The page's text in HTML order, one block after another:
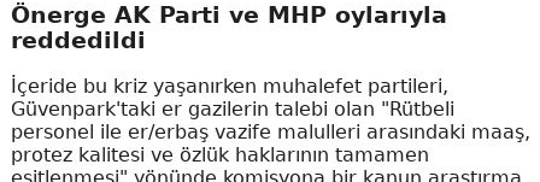
Önerge AK Parti ve MHP oylarıyla
reddedildi
İçeride bu kriz yaşanırken muhalefet partileri,
Güvenpark'taki er gazilerin talebi olan "Rütbeli
personel ile er/erbaş vazife malulleri arasındaki maaş,
protez kalitesi ve özlük haklarının tamamen